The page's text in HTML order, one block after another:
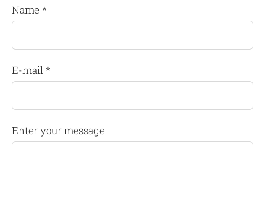
Name *
E-mail *
Enter your message